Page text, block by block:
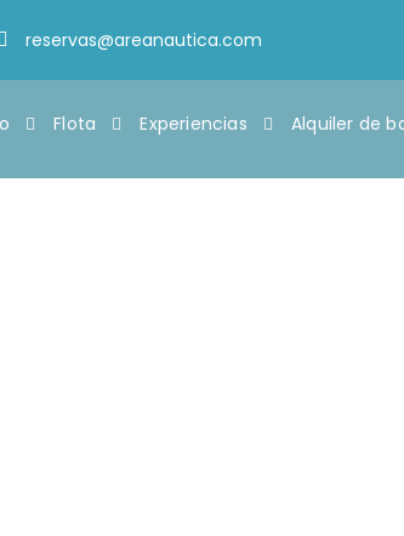
reservas@areanautica.com
Flota Experiencias Alquiler de